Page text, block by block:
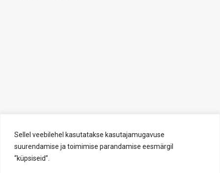
Sellel veebilehel kasutatakse kasutajamugavuse
suurendamise ja toimimise parandamise eesmärgil
“küpsiseid”.